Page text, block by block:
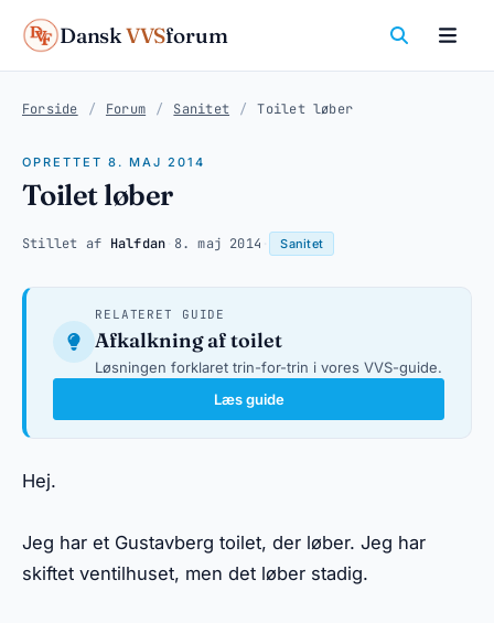
DanskVVSforum
Forside / Forum / Sanitet / Toilet løber
OPRETTET 8. MAJ 2014
Toilet løber
Stillet af Halfdan 8. maj 2014 Sanitet
RELATERET GUIDE
Afkalkning af toilet
Løsningen forklaret trin-for-trin i vores VVS-guide.
Læs guide
Hej.
Jeg har et Gustavberg toilet, der løber. Jeg har
skiftet ventilhuset, men det løber stadig.